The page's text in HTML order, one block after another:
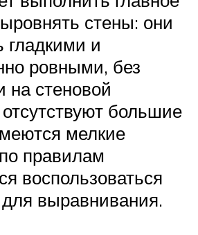
стены: они
и
ровными, без
на стеновой
большие
мелкие
правилам
воспользоваться
выравнивания.